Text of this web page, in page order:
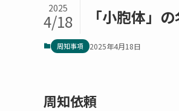
「小胞体」
2025
4/18
周知事項 2025年4月18日
周知依頼